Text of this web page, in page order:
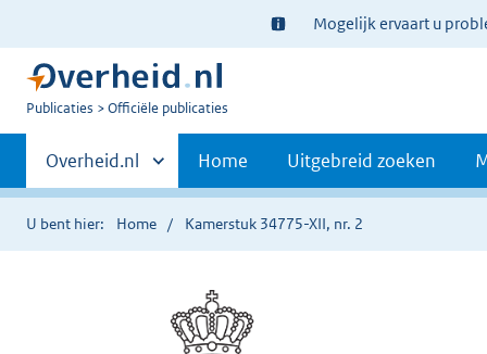
Ter
informatie:
Mogelijk ervaart u
U
Publicaties Officiële publicaties
Primaire
navigatie
Andere
sites
binnen
Overheid.nl Home Uitgebreid zoeken
U bent hier: Home Kamerstuk 34775-XII, nr. 2